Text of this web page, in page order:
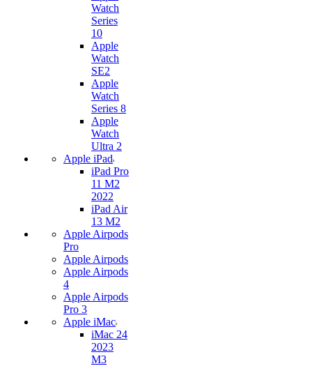
Watch
Series
10
Apple
Watch
SE2
Apple
Watch
Series 8
Apple
Watch
Ultra 2
Apple iPad
iPad Pro
11 M2
2022
iPad Air
13 M2
Apple Airpods
Pro
Apple Airpods
Apple Airpods
4
Apple Airpods
Pro 3
Apple iMac
iMac 24
2023
M3